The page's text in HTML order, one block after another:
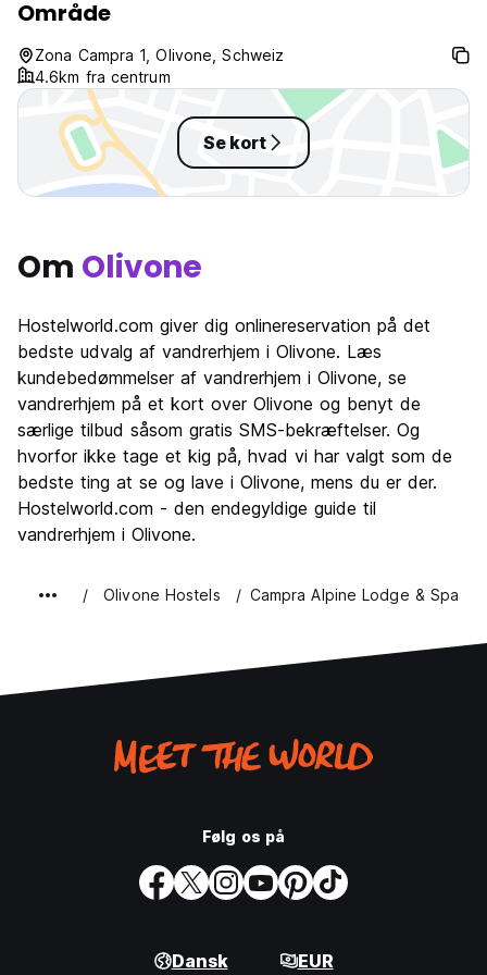
kraftig forstyrrelse af roen i løbet af natten, risiko for
snavset stand, opkræves et rengøringsgebyr på CHF 30,-
pr. time. (Auto-translated from original language)
Område
Zona Campra 1, Olivone, Schweiz
4.6km fra centrum
Se kort
Om Olivone
Hostelworld.com giver dig onlinereservation på det
bedste udvalg af vandrerhjem i Olivone. Læs
kundebedømmelser af vandrerhjem i Olivone, se
vandrerhjem på et kort over Olivone og benyt de
særlige tilbud såsom gratis SMS-bekræftelser. Og
hvorfor ikke tage et kig på, hvad vi har valgt som de
bedste ting at se og lave i Olivone, mens du er der.
Hostelworld.com - den endegyldige guide til
vandrerhjem i Olivone.
Olivone Hostels Campra Alpine Lodge & Spa
Følg os på
Dansk EUR